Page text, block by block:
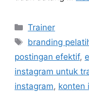
Trainer
branding
postingan efektif,
instagram untuk
instagram, konten